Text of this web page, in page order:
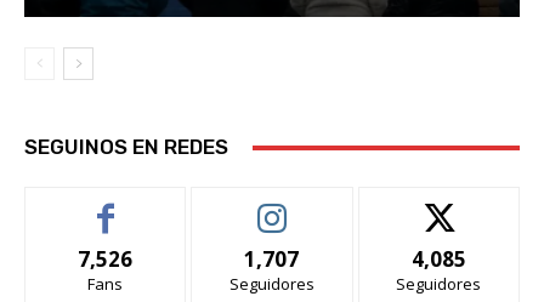
SEGUINOS EN REDES
7,526
Fans
1,707
Seguidores
4,085
Seguidores